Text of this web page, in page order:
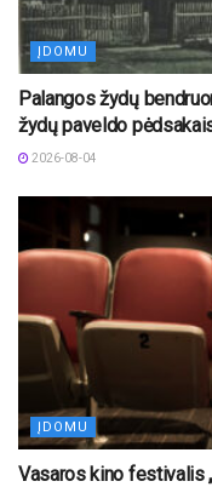
ĮDOMU
Palangos žydų
žydų paveldo
2026-08-04
ĮDOMU
Vasaros kino festivalis